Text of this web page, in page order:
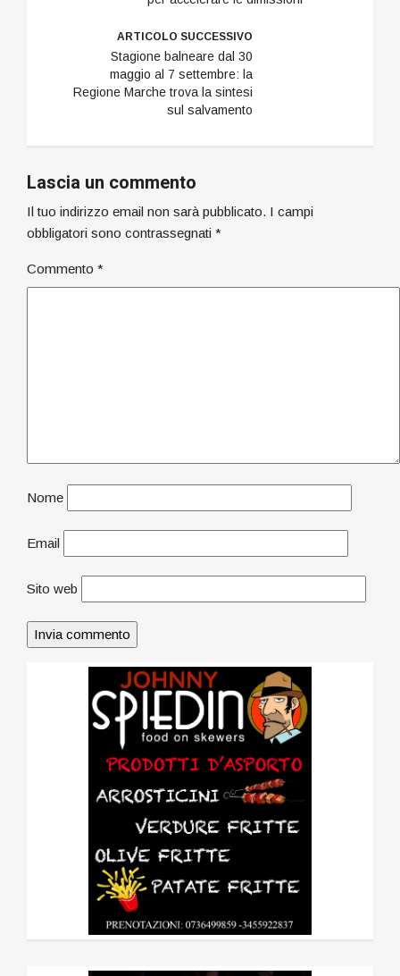
ARTICOLO SUCCESSIVO
Stagione balneare dal 30
maggio al 7 settembre: la
Regione Marche trova la sintesi
sul salvamento
Lascia un commento
Il tuo indirizzo email non sarà pubblicato. I campi
obbligatori sono contrassegnati *
Commento *
Nome
Email
Sito web